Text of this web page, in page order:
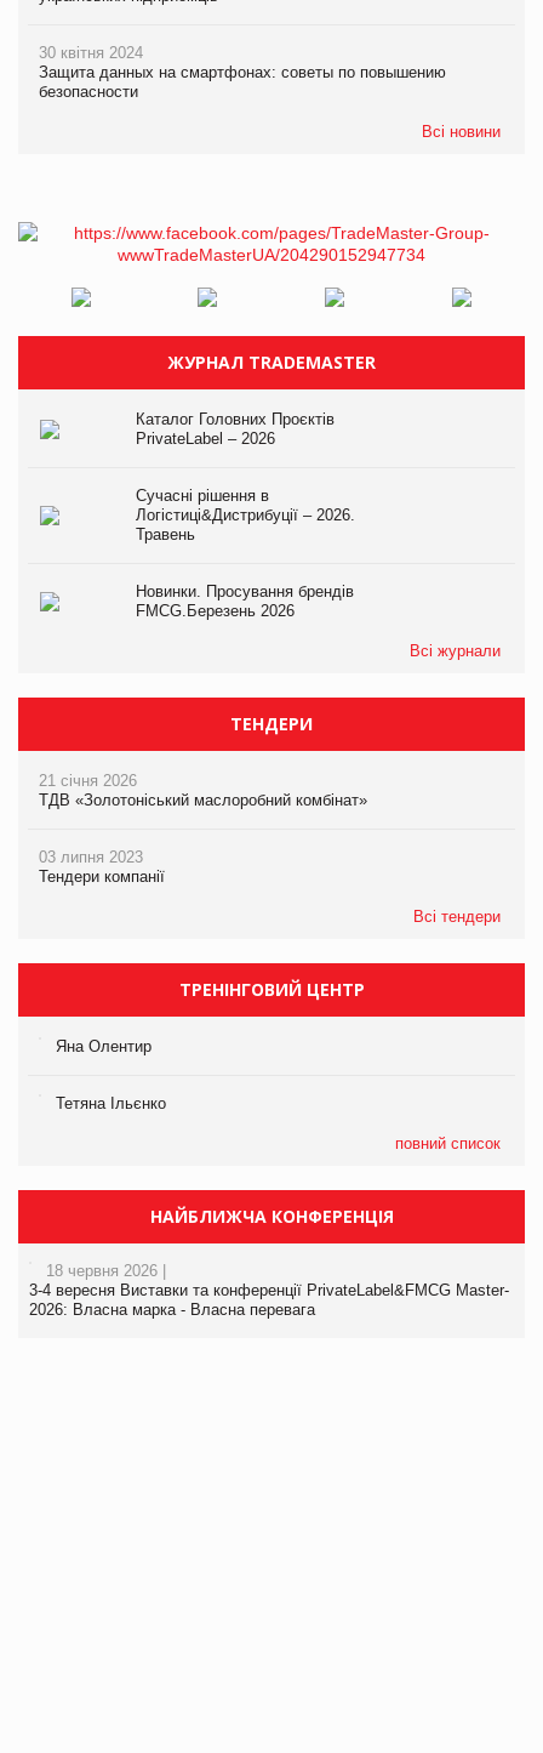
30 квітня 2024
Защита данных на смартфонах: советы по повышению
безопасности
Всі новини
ЖУРНАЛ TRADEMASTER
Каталог Головних Проєктів
PrivateLabel – 2026
Сучасні рішення в
Логістиці&Дистрибуції – 2026.
Травень
Новинки. Просування брендів
FMCG.Березень 2026
Всі журнали
ТЕНДЕРИ
21 січня 2026
ТДВ «Золотоніський маслоробний комбінат»
03 липня 2023
Тендери компанії
Всі тендери
ТРЕНІНГОВИЙ ЦЕНТР
Яна Олентир
Тетяна Ільєнко
повний список
НАЙБЛИЖЧА КОНФЕРЕНЦІЯ
18 червня 2026 |
3-4 вересня Виставки та конференції PrivateLabel&FMCG Master-
2026: Власна марка - Власна перевага